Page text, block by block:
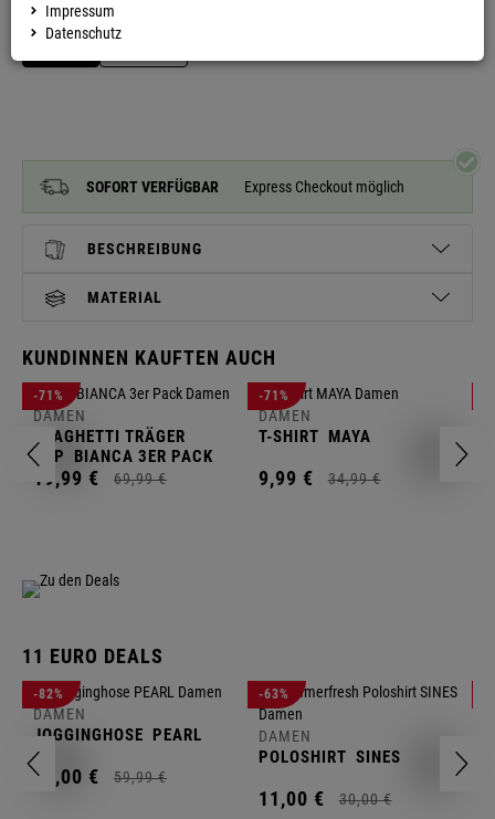
SOFORT VERFÜGBAR Express Checkout möglich
BESCHREIBUNG
MATERIAL
KUNDINNEN KAUFTEN AUCH
-71%
DAMEN
SPAGHETTI TRÄGER
TOP
BIANCA 3ER PACK
19,99 € 69,99 €
-71%
DAMEN
T-SHIRT MAYA
9,99 € 34,99 €
11 EURO DEALS
-82%
DAMEN
JOGGINGHOSE PEARL
11,00 € 59,99 €
-63%
DAMEN
POLOSHIRT SINES
11,00 € 30,00 €
Impressum
Datenschutz